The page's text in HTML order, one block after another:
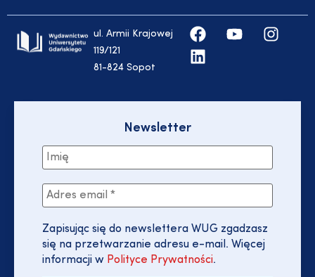
ul. Armii Krajowej
119/121
81-824 Sopot
Newsletter
Zapisując się do newslettera WUG zgadzasz
się na przetwarzanie adresu e-mail. Więcej
informacji w Polityce Prywatności.